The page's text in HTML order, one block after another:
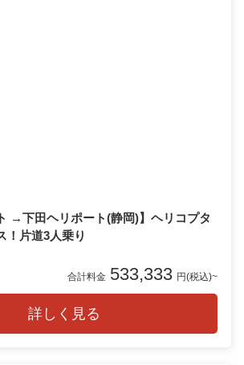
→下田ヘリポート(静岡)】ヘリコプタ
！片道3人乗り
合計料金 533,333 円(税込)~
詳しく見る